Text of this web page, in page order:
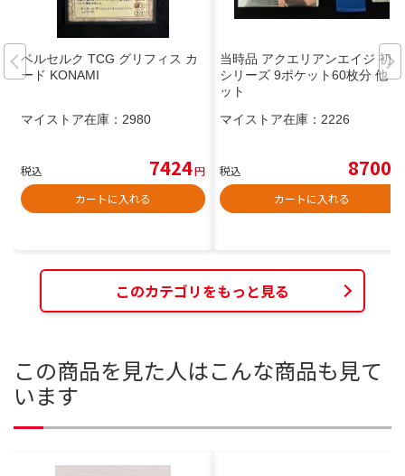
ベルセルク TCG グリフィス カ
ード KONAMI
マイストア在庫： 2980
税込 7424円
カートに入れる
当時品 アクエリアンエイジ 初期
シリーズ 9ポケット60枚分 他 セ
ット
マイストア在庫： 2226
税込 8700
カートに入れる
このカテゴリをもっと見る
この商品を見た人はこんな商品も見て
います